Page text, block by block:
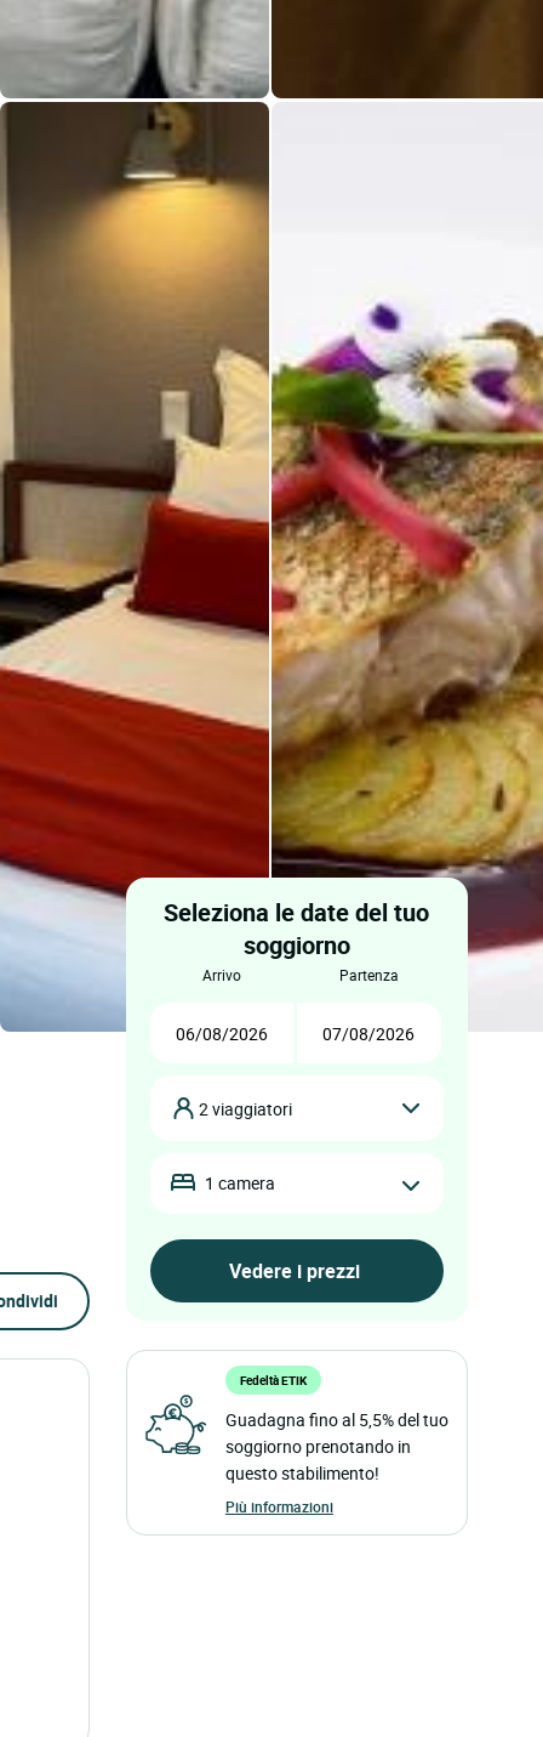
Seleziona le date del tuo
soggiorno
arrivo partenza
2 viaggiatori
1 camera
Fedeltà ETIK
Guadagna fino al 5,5% del tuo
soggiorno prenotando in
questo stabilimento!
Più informazioni